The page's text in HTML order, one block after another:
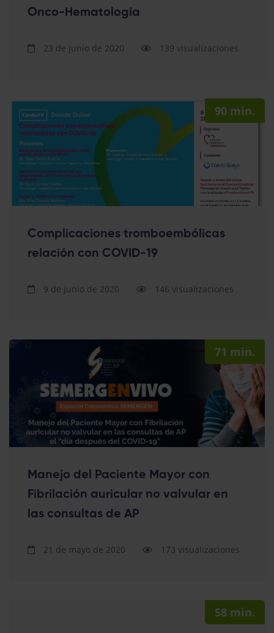
Onco-Hematología
23 de junio de 2020 139 visualizaciones
90 min.
Complicaciones tromboembólicas
relación con COVID-19
9 de junio de 2020 146 visualizaciones
71 min.
Manejo del Paciente Mayor con
Fibrilación auricular no valvular en
las consultas de AP
21 de mayo de 2020 173 visualizaciones
58 min.